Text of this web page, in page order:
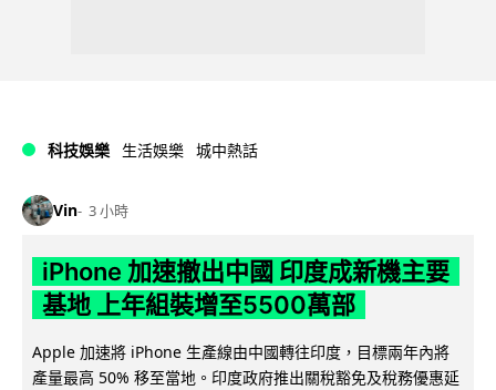
科技娛樂 生活娛樂 城中熱話
Vin 3 小時
iPhone 加速撤出中國 印度成新機主要
基地 上年組裝增至5500萬部
Apple 加速將 iPhone 生產線由中國轉往印度，目標兩年內將
產量最高 50% 移至當地。印度政府推出關稅豁免及稅務優惠延